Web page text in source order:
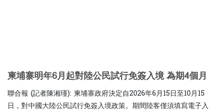
柬埔寨明年6月起對陸公民試行免簽入境 為期4個月
聯合報 (記者陳湘瑾): 柬埔寨政府決定自2026年6月15日至10月15
日，對中國大陸公民試行免簽入境政策。期間陸客僅須填寫電子入